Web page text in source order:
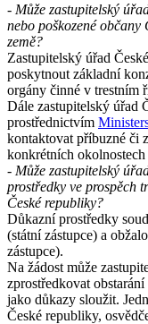
- Může zastupitelský
nebo poškozené
země?
Zastupitelský úřad
poskytnout základní
orgány činné v trestním
Dále zastupitelský úřad
prostřednictvím
kontaktovat příbuzné či
konkrétních
- Může zastupitelský
prostředky ve prospěch
České republiky?
Důkazní prostředky
(státní zástupce) a
zástupce).
Na žádost může
zprostředkovat
jako důkazy sloužit.
České republiky,